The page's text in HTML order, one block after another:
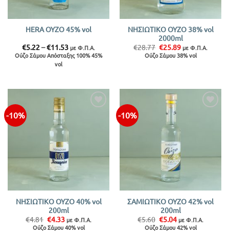
HERA ΟΥΖΟ 45% vol
€5.22–€11.53Price
range:
€5.22
με Φ.Π.Α.
Ούζο Σάμου Απόσταξης 100% 45%
vol
ΝΗΣΙΩΤΙΚΟ ΟΥΖΟ 38% vol
2000ml
€28.77 Original
price
was:
€25.89Η
τρέχουσα
τιμή
με Φ.Π.Α.
Ούζο Σάμου 38% vol
-10%
ΝΗΣΙΩΤΙΚΟ ΟΥΖΟ 40% vol
200ml
€4.81 Original
price
was:
€4.33Η
τρέχουσα
τιμή
με Φ.Π.Α.
Ούζο Σάμου 40% vol
-10%
ΣΑΜΙΩΤΙΚΟ ΟΥΖΟ 42% vol
200ml
€5.60 Original
price
was:
€5.04Η
τρέχουσα
τιμή
με Φ.Π.Α.
Ούζο Σάμου 42% vol